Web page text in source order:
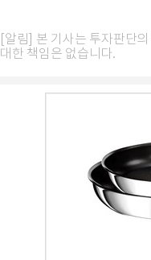
[알림] 본 기사는 투자판단
대한 책임은 없습니다.